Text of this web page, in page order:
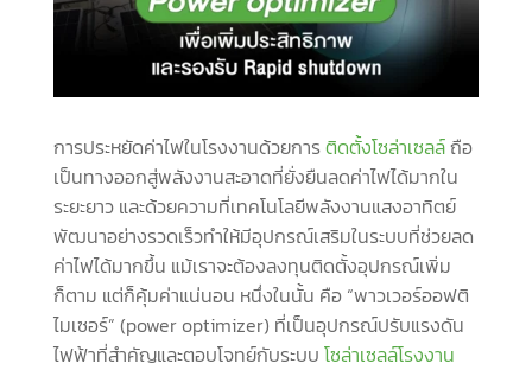
การประหยัดค่าไฟในโรงงานด้วยการติดตั้งโซล่าเซลล์ถือ
เป็นทางออกสู่พลังงานสะอาดที่ยั่งยืนลดค่าไฟได้มากใน
ระยะยาว และด้วยความที่เทคโนโลยีพลังงานแสงอาทิตย์
พัฒนาอย่างรวดเร็วทำให้มีอุปกรณ์เสริมในระบบที่ช่วยลด
ค่าไฟได้มากขึ้น แม้เราจะต้องลงทุนติดตั้งอุปกรณ์เพิ่ม
ก็ตาม แต่ก็คุ้มค่าแน่นอน หนึ่งในนั้น คือ “พาวเวอร์ออฟติ
ไมเซอร์” (power optimizer) ที่เป็นอุปกรณ์ปรับแรงดัน
ไฟฟ้าที่สำคัญและตอบโจทย์กับระบบ โซล่าเซลล์โรงงาน